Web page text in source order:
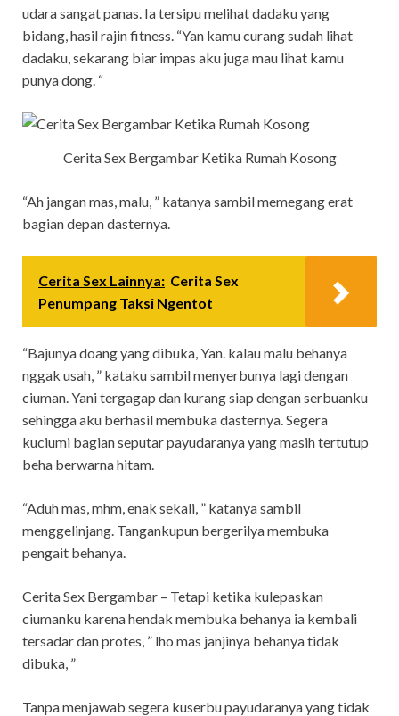
udara sangat panas. Ia tersipu melihat dadaku yang
bidang, hasil rajin fitness. “Yan kamu curang sudah lihat
dadaku, sekarang biar impas aku juga mau lihat kamu
punya dong. “
Cerita Sex Bergambar Ketika Rumah Kosong
“Ah jangan mas, malu, ” katanya sambil memegang erat
bagian depan dasternya.
Cerita Sex Lainnya: Cerita Sex
Penumpang Taksi Ngentot
“Bajunya doang yang dibuka, Yan. kalau malu behanya
nggak usah, ” kataku sambil menyerbunya lagi dengan
ciuman. Yani tergagap dan kurang siap dengan serbuanku
sehingga aku berhasil membuka dasternya. Segera
kuciumi bagian seputar payudaranya yang masih tertutup
beha berwarna hitam.
“Aduh mas, mhm, enak sekali, ” katanya sambil
menggelinjang. Tangankupun bergerilya membuka
pengait behanya.
Cerita Sex Bergambar – Tetapi ketika kulepaskan
ciumanku karena hendak membuka behanya ia kembali
tersadar dan protes, ” lho mas janjinya behanya tidak
dibuka, ”
Tanpa menjawab segera kuserbu payudaranya yang tidak